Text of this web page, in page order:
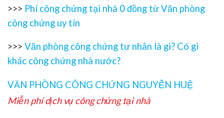
>>> Phí công chứng tại nhà 0 đồng từ Văn phòng
công chứng uy tín
>>> Văn phòng công chứng tư nhân là gì? Có gì
khác công chứng nhà nước?
VĂN PHÒNG CÔNG CHỨNG NGUYỄN HUỆ
Miễn phí dịch vụ công chứng tại nhà